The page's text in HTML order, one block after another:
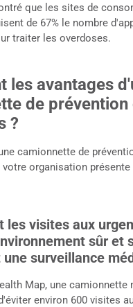
que les sites de
de 67% le nombre
traiter les overdoses.
les avantages
de prévention
?
camionnette de
organisation présente
les visites aux
sûr et
surveillance
Map, une camionnette
environ 600 visites